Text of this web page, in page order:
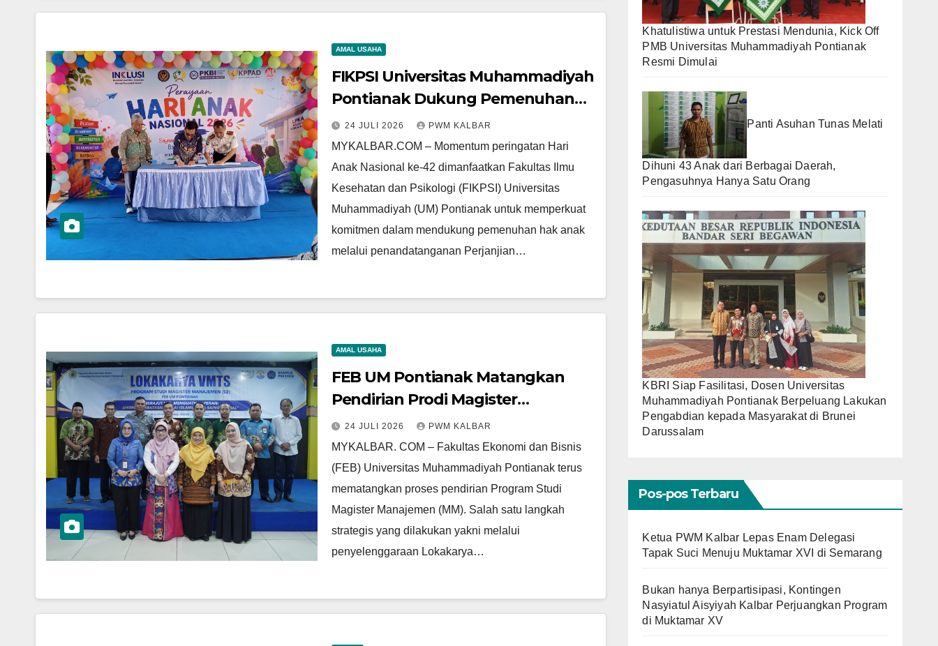
AMAL USAHA
FIKPSI Universitas Muhammadiyah
Pontianak Dukung Pemenuhan
Hak Anak yang sedang Jalani
Pembinaan Khusus
24 JULI 2026 PWM KALBAR
MYKALBAR.COM – Momentum peringatan Hari
Anak Nasional ke-42 dimanfaatkan Fakultas Ilmu
Kesehatan dan Psikologi (FIKPSI) Universitas
Muhammadiyah (UM) Pontianak untuk memperkuat
komitmen dalam mendukung pemenuhan hak anak
melalui penandatanganan Perjanjian…
AMAL USAHA
FEB UM Pontianak Matangkan
Pendirian Prodi Magister
Manajemen, Libatkan Berbagai
Pemangku Kepentingan Susun
Visi dan Misi
24 JULI 2026 PWM KALBAR
MYKALBAR. COM – Fakultas Ekonomi dan Bisnis
(FEB) Universitas Muhammadiyah Pontianak terus
mematangkan proses pendirian Program Studi
Magister Manajemen (MM). Salah satu langkah
strategis yang dilakukan yakni melalui
penyelenggaraan Lokakarya…
Khatulistiwa untuk Prestasi Mendunia, Kick Off
PMB Universitas Muhammadiyah Pontianak
Resmi Dimulai
Panti Asuhan Tunas Melati
Dihuni 43 Anak dari Berbagai Daerah,
Pengasuhnya Hanya Satu Orang
KBRI Siap Fasilitasi, Dosen Universitas
Muhammadiyah Pontianak Berpeluang Lakukan
Pengabdian kepada Masyarakat di Brunei
Darussalam
Pos-pos Terbaru
Ketua PWM Kalbar Lepas Enam Delegasi
Tapak Suci Menuju Muktamar XVI di Semarang
Bukan hanya Berpartisipasi, Kontingen
Nasyiatul Aisyiyah Kalbar Perjuangkan Program
di Muktamar XV